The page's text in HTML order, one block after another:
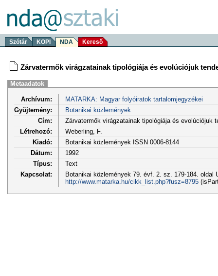
Szótár KOPI NDA Kereső
Zárvatermők virágzatainak tipológiája és evolúciójuk
Metaadatok
Archívum:
MATARKA: Magyar folyóiratok tartalomjegyzékei
Gyűjtemény:
Botanikai közlemények
Cím:
Zárvatermők virágzatainak tipológiája és evolúciójuk
Létrehozó:
Weberling, F.
Kiadó:
Botanikai közlemények ISSN 0006-8144
Dátum:
1992
Típus:
Text
Kapcsolat:
Botanikai közlemények 79. évf. 2. sz. 179-184. oldal
http://www.matarka.hu/cikk_list.php?fusz=8795